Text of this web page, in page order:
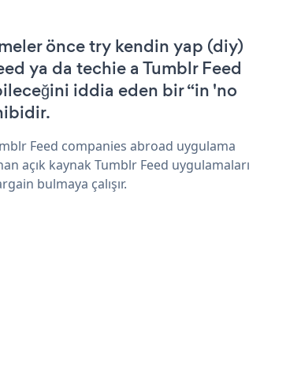
önce try kendin yap (diy)
ya da techie a Tumblr Feed
iddia eden bir “in 'no
Feed companies abroad uygulama
açık kaynak Tumblr Feed uygulamaları
bulmaya çalışır.